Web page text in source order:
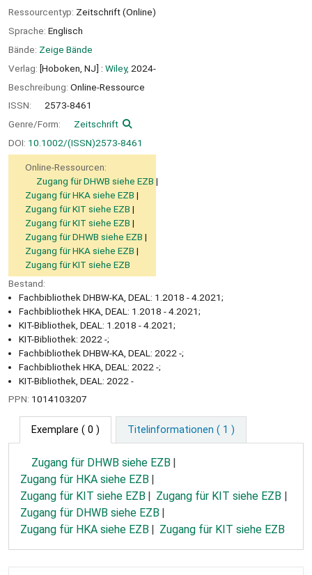
Ressourcentyp: Zeitschrift (Online)
Sprache: Englisch
Bände: Zeige Bände
Verlag: [Hoboken, NJ] : Wiley, 2024-
Beschreibung: Online-Ressource
ISSN:
2573-8461
Genre/Form:
Zeitschrift
DOI: 10.1002/(ISSN)2573-8461
Online-Ressourcen:
Zugang für DHWB siehe EZB
Zugang für HKA siehe EZB
Zugang für KIT siehe EZB
Zugang für KIT siehe EZB
Zugang für DHWB siehe EZB
Zugang für HKA siehe EZB
Zugang für KIT siehe EZB
Bestand:
Fachbibliothek DHBW-KA, DEAL: 1.2018 - 4.2021;
Fachbibliothek HKA, DEAL: 1.2018 - 4.2021;
KIT-Bibliothek, DEAL: 1.2018 - 4.2021;
KIT-Bibliothek: 2022 -;
Fachbibliothek DHBW-KA, DEAL: 2022 -;
Fachbibliothek HKA, DEAL: 2022 -;
KIT-Bibliothek, DEAL: 2022 -
PPN: 1014103207
Exemplare ( 0 ) Titelinformationen ( 1 )
Zugang für DHWB siehe EZB
Zugang für HKA siehe EZB
Zugang für KIT siehe EZB
Zugang für KIT siehe EZB
Zugang für DHWB siehe EZB
Zugang für HKA siehe EZB
Zugang für KIT siehe EZB